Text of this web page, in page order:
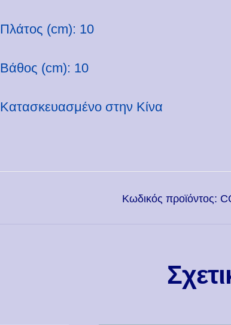
Πλάτος (cm): 10
Βάθος (cm): 10
Κατασκευασμένο στην Κίνα
Κωδικός προϊόντος: